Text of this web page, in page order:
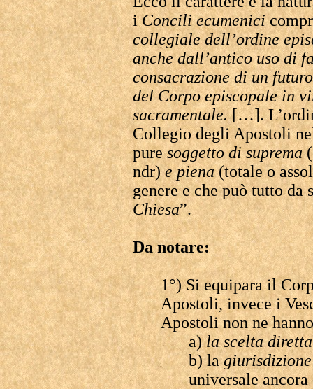
iConcili ecumenici
collegiale dell’ordine
anche dall’antico uso di
consacrazione di un
del Corpo episcopale in
sacramentale.[…].
Collegio degli Apostoli
puresoggetto di suprema
ndr)e piena(totale o
genere e che può tutto da
Chiesa”.
Da notare:
1°) Si equipara il
Apostoli, invece i
Apostoli non ne
a)la scelta
b) lagiurisdizione
universale